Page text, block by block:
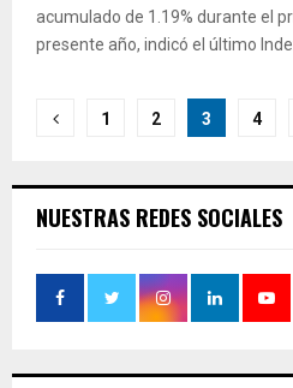
acumulado de 1.19% durante el
presente año, indicó el último
Paginación
entradas
1 2 3 4
NUESTRAS REDES SOCIALES